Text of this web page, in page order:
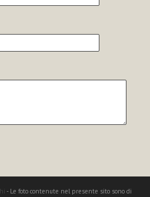
- Le foto contenute nel presente sito sono di